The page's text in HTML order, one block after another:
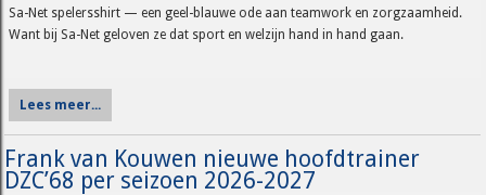
Sa-Net spelersshirt — een geel-blauwe ode aan teamwork en zorgzaamheid.
Want bij Sa-Net geloven ze dat sport en welzijn hand in hand gaan.
Lees meer...
Frank van Kouwen nieuwe hoofdtrainer
DZC’68 per seizoen 2026-2027